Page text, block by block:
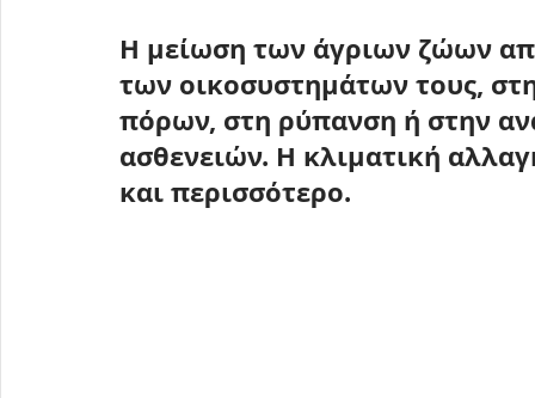
Η μείωση των άγριων ζώων
των οικοσυστημάτων τους,
πόρων, στη ρύπανση ή στην
ασθενειών. Η κλιματική
και περισσότερο.